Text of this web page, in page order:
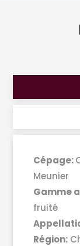
Cépage:
Meunier
Gamme
fruité
Région: